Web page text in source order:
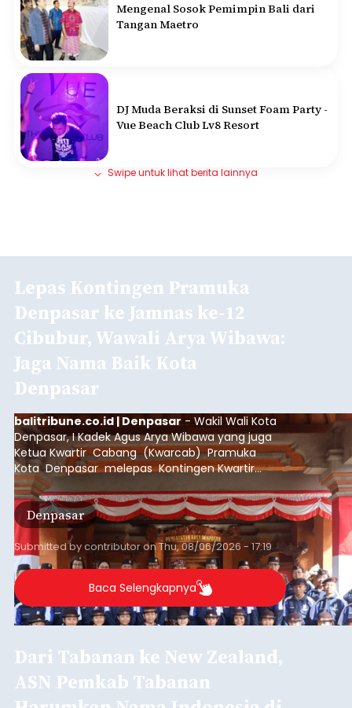
Mengenal Sosok Pemimpin Bali dari
Tangan Maetro
DJ Muda Beraksi di Sunset Foam Party -
Vue Beach Club Lv8 Resort
Swipe untuk lihat berita lainnya
Lepas Kontingen Pramuka
Denpasar ke Jamnas ke-12
Cibubur, Wawali Arya Wibawa:
Jaga Nama Baik Kota
Denpasar
balitribune.co.id | Denpasar- Wakil Wali Kota
Denpasar, I Kadek Agus Arya Wibawa yang juga
Ketua Kwartir Cabang (Kwarcab) Pramuka
Kota Denpasar melepas Kontingen Kwartir
Cabang Gerakan Pramuka Denpasar yang akan
mengikuti Jambore Nasional Pramuka ke-12
Tahun 2026 di Bumi Perkemahan Cibubur,
Jakarta Timur.
Denpasar
Submitted bycontributoronThu, 08/06/2026 - 17:19
Baca Selengkapnya
Dari Tabanan ke New Zealand,
ASN Pemkab Tabanan